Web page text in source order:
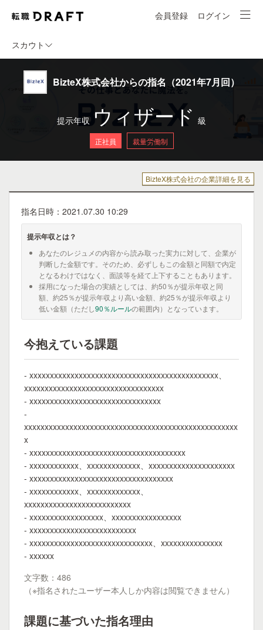
会員登録 ログイン
スカウト
BizteX株式会社からの指名（2021年7月回）
提示年収 ウィザード 級
正社員 裁量労働制
BizteX株式会社の企業詳細を見る
指名日時：2021.07.30 10:29
提示年収とは？
あなたのレジュメの内容から読み取った実力に対して、企業が
判断した金額です。そのため、必ずしもこの金額と同額で内定
となるわけではなく、面談等を経て上下することもあります。
採用になった場合の実績としては、約50％が提示年収と同
額、約25％が提示年収より高い金額、約25％が提示年収より
低い金額（ただし90％ルールの範囲内）となっています。
今抱えている課題
- xxxxxxxxxxxxxxxxxxxxxxxxxxxxxxxxxxxxxxxxxxxxxx、
xxxxxxxxxxxxxxxxxxxxxxxxxxxxxxxxxx
- xxxxxxxxxxxxxxxxxxxxxxxxxxxxxxxx
-
xxxxxxxxxxxxxxxxxxxxxxxxxxxxxxxxxxxxxxxxxxxxxxxxxxxx
x
- xxxxxxxxxxxxxxxxxxxxxxxxxxxxxxxxxxxxxx
- xxxxxxxxxxxx、xxxxxxxxxxxxx、xxxxxxxxxxxxxxxxxxxxx
- xxxxxxxxxxxxxxxxxxxxxxxxxxxxxxxxxxx
- xxxxxxxxxxxx、xxxxxxxxxxxxx、
xxxxxxxxxxxxxxxxxxxxxxxxxx
- xxxxxxxxxxxxxxxxxx、xxxxxxxxxxxxxxxxx
- xxxxxxxxxxxxxxxxxxxxxxxxxx
- xxxxxxxxxxxxxxxxxxxxxxxxxxxxxx、xxxxxxxxxxxxxxx
- xxxxxx
文字数：486
（※指名されたユーザー本人しか内容は閲覧できません）
課題に基づいた指名理由